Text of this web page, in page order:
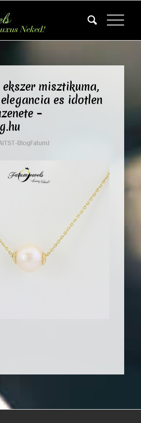
misztikuma,
es idotlen
–
BlogFatumJ